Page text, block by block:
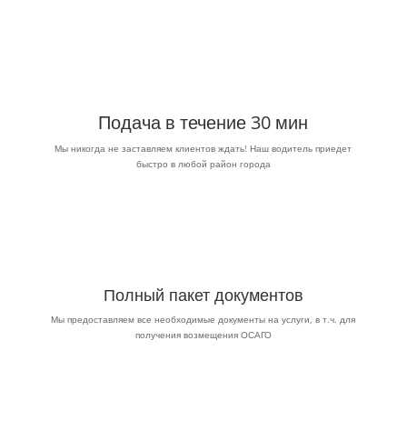
Подача в течение 30 мин
Мы никогда не заставляем клиентов ждать! Наш водитель приедет
быстро в любой район города
Полный пакет документов
Мы предоставляем все необходимые документы на услуги, в т.ч. для
получения возмещения ОСАГО